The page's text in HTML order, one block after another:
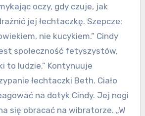
oczy, gdy czuje, jak
jej łechtaczkę. Szepcze:
nie kucykiem.” Cindy
społeczność fetyszystów,
to ludzie.” Kontynuuje
łechtaczki Beth. Ciało
na dotyk Cindy. Jej nogi
się obracać na wibratorze. „W